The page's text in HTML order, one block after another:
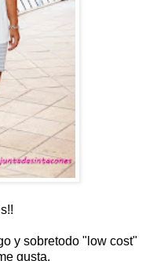
y sobretodo "low cost"
gusta.